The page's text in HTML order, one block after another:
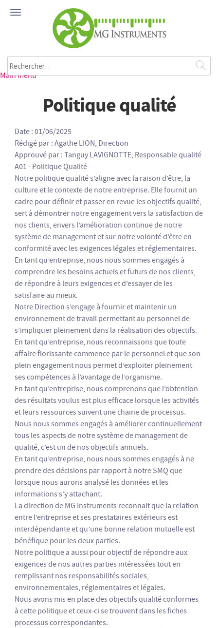
Aller au contenu principal
Main menu
Rechercher
Politique qualité
Date : 01/06/2025
Rédigé par : Agathe LION, Direction
Approuvé par : Tanguy LAVIGNOTTE, Responsable qualité
A01 - Politique Qualité
Notre politique qualité s’aligne avec la raison d’être, la
culture et le contexte de notre entreprise. Elle fournit un
cadre pour définir et passer en revue les objectifs qualité,
sert à démontrer notre engagement vers la satisfaction de
nos clients, envers l’amélioration continue de notre
système de management et sur notre volonté d’être en
conformité avec les exigences légales et réglementaires.
En tant qu’entreprise, nous nous sommes engagés à
comprendre les besoins actuels et futurs de nos clients,
de répondre à leurs exigences et d’essayer de les
satisfaire au mieux.
Notre Direction s’engage à fournir et maintenir un
environnement de travail permettant au personnel de
s’impliquer pleinement dans la réalisation des objectifs.
En tant qu’entreprise, nous reconnaissons que toute
affaire florissante commence par le personnel et que son
plein engagement nous permet d’exploiter pleinement
ses compétences à l’avantage de l’organisme.
En tant qu’entreprise, nous comprenons que l’obtention
des résultats voulus est plus efficace lorsque les activités
et leurs ressources suivent une chaine de processus.
Nous nous sommes engagés à améliorer continuellement
tous les aspects de notre système de management de
qualité, c’est un de nos objectifs annuels.
En tant qu’entreprise, nous nous sommes engagés à ne
prendre des décisions par rapport à notre SMQ que
lorsque nous aurons analysé les données et les
informations s’y attachant.
La direction de MG Instruments reconnait que la relation
entre l’entreprise et ses prestataires extérieurs est
interdépendante et qu’une bonne relation mutuelle est
bénéfique pour les deux parties.
Notre politique a aussi pour objectif de répondre aux
exigences de nos autres parties intéressées tout en
remplissant nos responsabilités sociales,
environnementales, réglementaires et légales.
Nous avons mis en place des objectifs qualité conformes
à cette politique et ceux-ci se trouvent dans les fiches
processus correspondantes.